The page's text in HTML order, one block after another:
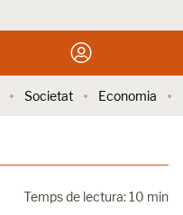
Societat Economia
Temps de lectura: 10 min